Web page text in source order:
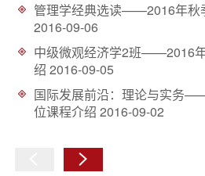
管理学经典选读——2016年秋
2016-09-06
中级微观经济学2班——2016
绍 2016-09-05
国际发展前沿：理论与实务
位课程介绍 2016-09-02